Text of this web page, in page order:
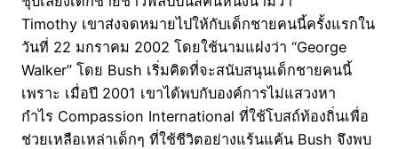
Timothy เขาส่งจดหมายไปให้กับเด็กชายคนนี้ครั้งแรกใน
วันที่ 22 มกราคม 2002 โดยใช้นามแฝงว่า “George
Walker” โดย Bush เริ่มคิดที่จะสนับสนุนเด็กชายคนนี้
เพราะ เมื่อปี 2001 เขาได้พบกับองค์การไม่แสวงหา
กำไร Compassion International ที่ใช้โบสถ์ท้องถิ่นเพื่อ
ช่วยเหลือเหล่าเด็กๆ ที่ใช้ชีวิตอย่างแร้นแค้น Bush จึงพบ